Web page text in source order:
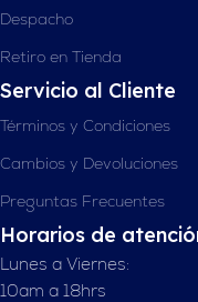
Despacho
Retiro en Tienda
Servicio al Cliente
Términos y Condiciones
Cambios y Devoluciones
Preguntas Frecuentes
Horarios de
Lunes a Viernes:
10am a 18hrs